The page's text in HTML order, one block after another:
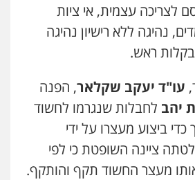
לצריכה עצמית, אי ציות
נהיגה ללא רישיון נהיגה
בקלות ראש.
עו"ד יעקב שקלאר, הפנה
יהב לחבלות שנגרמו לחשוד
כדי ביצוע מעצרו על ידי
ציינה השופטת כי לפי
מעצר החשוד תקף והותקף.
אייל אביטל
פשיעה חמורה
רונן בנדל
פלילי פשיעה חמורה פלילי